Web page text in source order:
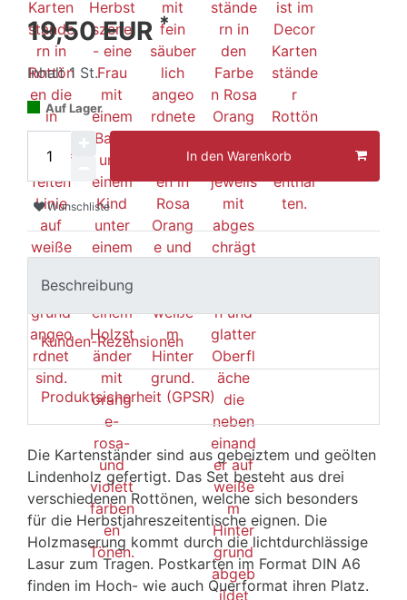
19,50 EUR *
Inhalt1 St.
Auf Lager
In den Warenkorb
Wunschliste
Beschreibung
Kunden-Rezensionen
Produktsicherheit (GPSR)
Die Kartenständer sind aus gebeiztem und geölten
Lindenholz gefertigt. Das Set besteht aus drei
verschiedenen Rottönen, welche sich besonders
für die Herbstjahreszeitentische eignen. Die
Holzmaserung kommt durch die lichtdurchlässige
Lasur zum Tragen. Postkarten im Format DIN A6
finden im Hoch- wie auch Querformat ihren Platz.